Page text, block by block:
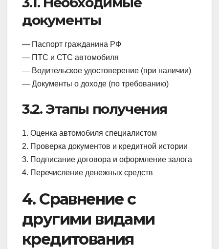
документы
— Паспорт гражданина РФ
— ПТС и СТС автомобиля
— Водительское удостоверение (при наличии)
— Документы о доходе (по требованию)
3.2. Этапы получения
1. Оценка автомобиля специалистом
2. Проверка документов и кредитной истории
3. Подписание договора и оформление залога
4. Перечисление денежных средств
4. Сравнение с
другими видами
кредитования